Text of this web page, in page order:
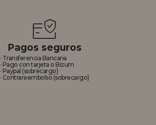
Pagos seguros
· Transferencia Bancaria
· Pago con tarjeta o Bizum
· Paypal (sobrecargo)
· Contrareembolso (sobrecargo)